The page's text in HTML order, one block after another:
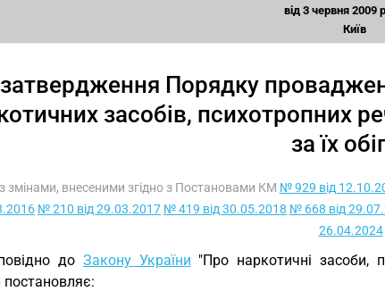
від 3 червня 2009
Київ
Порядку
засобів, психотропних
за їх
змінами, внесеними згідно з Постановами КМ № 929 від
№ 210 від 29.03.2017 № 419 від 30.05.2018 № 668 від
26.04.2024
до Закону України "Про наркотичні засоби,
постановляє: